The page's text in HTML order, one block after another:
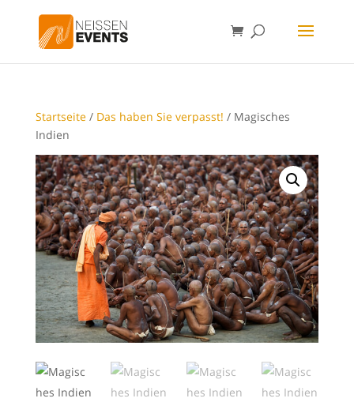
Startseite / Das haben Sie verpasst! / Magisches
Indien